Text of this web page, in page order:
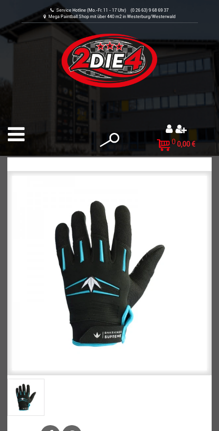
Service Hotline (Mo.-Fr. 11 - 17 Uhr) (0 26 63) 9 68 69 37
Mega Paintball Shop mit über 440 m2 in Westerburg/Westerwald
0 0,00 €